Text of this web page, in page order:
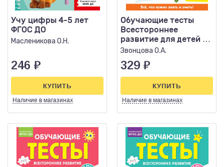
Учу цифры 4-5 лет
ФГОС ДО
Масленикова О.Н.
246 ₽
Наличие в магазинах
КУПИТЬ
Обучающие тесты
Всестороннее
развитие для детей 4-
5 лет
Звонцова О.А.
329 ₽
Наличие в магазинах
КУПИТЬ